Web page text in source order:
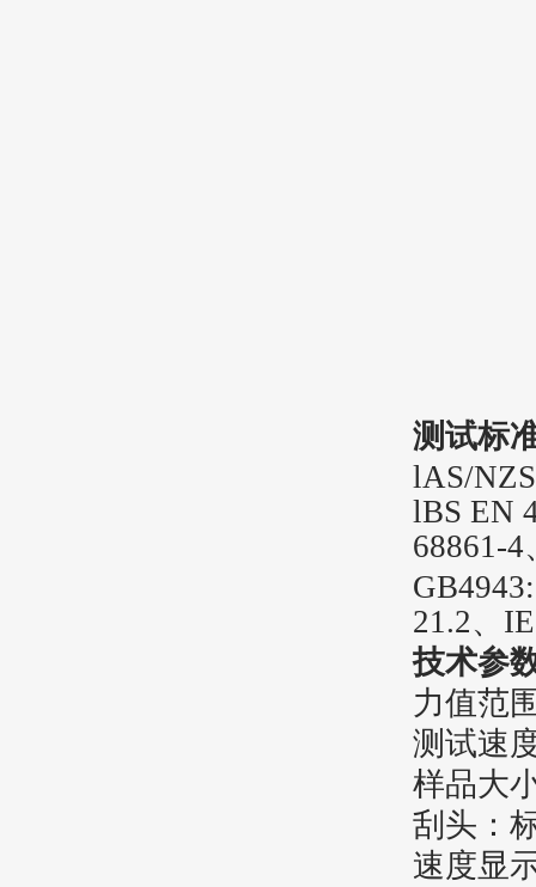
测试标
lAS/
lBS EN
68861-4
21.2、
技术参
力值范
测试速
样品大
刮头：
速度显